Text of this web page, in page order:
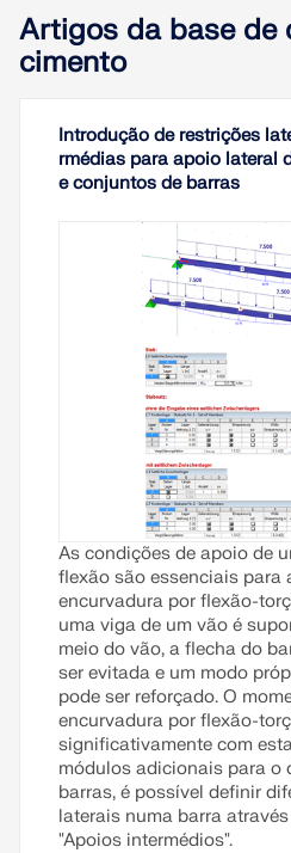
Artigos da base de
cimento
Introdução de restrições
rmédias para apoio lateral
e conjuntos de barras
As condições de apoio de
flexão são essenciais para
encurvadura por flexão-
uma viga de um vão é
meio do vão, a flecha do
ser evitada e um modo
pode ser reforçado. O
encurvadura por flexão-
significativamente com
módulos adicionais para o
barras, é possível definir
laterais numa barra
"Apoios intermédios".